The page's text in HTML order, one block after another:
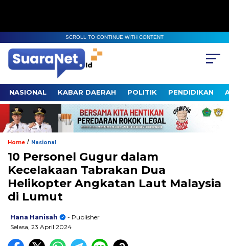
SCROLL TO CONTINUE WITH CONTENT
NASIONAL KABAR DAERAH POLITIK PENDIDIKAN
Home / Nasional
10 Personel Gugur dalam
Kecelakaan Tabrakan Dua
Helikopter Angkatan Laut Malaysia
di Lumut
Hana Hanisah
- Publisher
Selasa, 23 April 2024